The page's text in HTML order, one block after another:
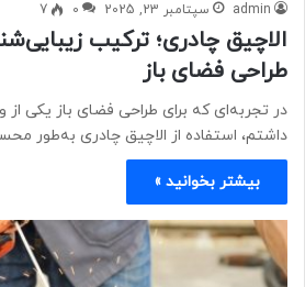
admin سپتامبر 23, 2025 0
7
الاچیق چادری؛ ترکیب
طراحی فضای باز
در تجربه‌ای که برای طراحی فضای باز یکی از
داشتم، استفاده از الاچیق چادری به‌طور
بیشتر بخوانید »